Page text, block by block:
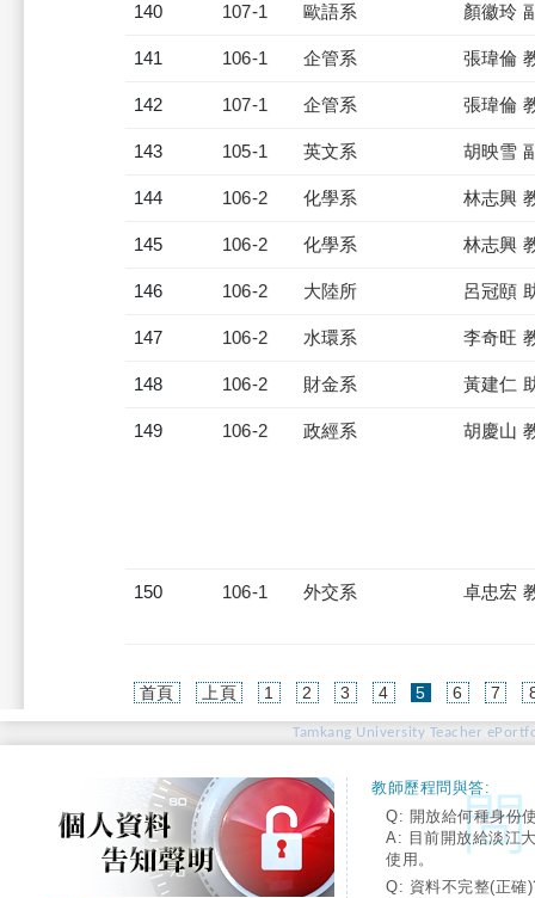
140 107-1 歐語系 顏徽玲
141 106-1 企管系 張瑋倫
142 107-1 企管系 張瑋倫
143 105-1 英文系 胡映雪
144 106-2 化學系 林志興
145 106-2 化學系 林志興
146 106-2 大陸所 呂冠頤
147 106-2 水環系 李奇旺
148 106-2 財金系 黃建仁
149 106-2 政經系 胡慶山
150 106-1 外交系 卓忠宏
首頁 上頁 1 2 3 4 5(current)
6 7
Tamkang University Teacher
教師歷程問與答:
Q: 開放給何種身份
A: 目前開放給淡江
使用。
Q: 資料不完整(正確